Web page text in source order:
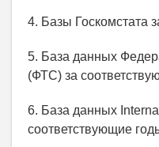
4. Базы Госкомстата
5. База данных
(ФТС) за
6. База данных
соответствующие